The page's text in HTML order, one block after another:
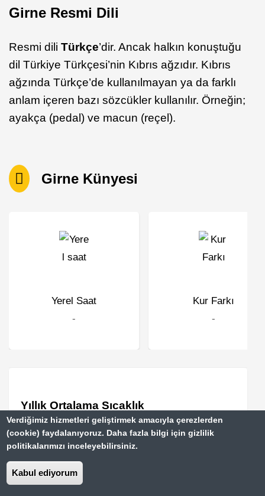
Girne Resmi Dili
Resmi dili Türkçe’dir. Ancak halkın konuştuğu
dil Türkiye Türkçesi’nin Kıbrıs ağzıdır. Kıbrıs
ağzında Türkçe’de kullanılmayan ya da farklı
anlam içeren bazı sözcükler kullanılır. Örneğin;
ayakça (pedal) ve macun (reçel).
Girne Künyesi
Yerel Saat
-
Kur Farkı
-
Yıllık Ortalama Sıcaklık
Oca 10oC Şub 10oC
Mar 12.8oC
o
Verdiğimiz hizmetleri geliştirmek amacıyla çerezlerden
(cookie) faydalanıyoruz. Daha fazla bilgi için gizlilik
politikalarımızı inceleyebilirsiniz.
Kabul ediyorum